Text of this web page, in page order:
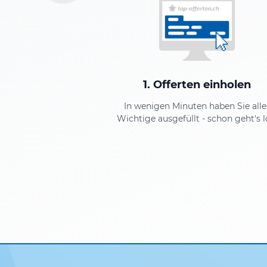
1. Offerten einholen
In wenigen Minuten haben Sie
Wichtige ausgefüllt - schon geht's